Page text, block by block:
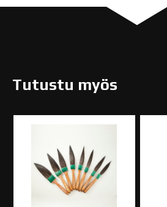
Tutustu myös